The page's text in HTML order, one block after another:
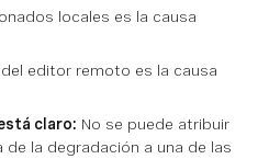
locales es la causa
editor remoto es la causa
claro: No se puede atribuir
de la degradación a una de las